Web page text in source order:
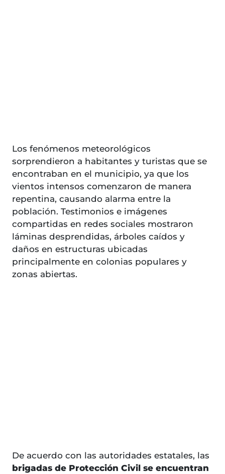
Los fenómenos meteorológicos
sorprendieron a habitantes y turistas que se
encontraban en el municipio, ya que los
vientos intensos comenzaron de manera
repentina, causando alarma entre la
población. Testimonios e imágenes
compartidas en redes sociales mostraron
láminas desprendidas, árboles caídos y
daños en estructuras ubicadas
principalmente en colonias populares y
zonas abiertas.
De acuerdo con las autoridades estatales, las
brigadas de Protección Civil se encuentran